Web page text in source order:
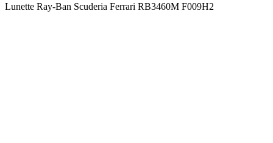
Lunette Ray-Ban Scuderia Ferrari RB3460M F009H2